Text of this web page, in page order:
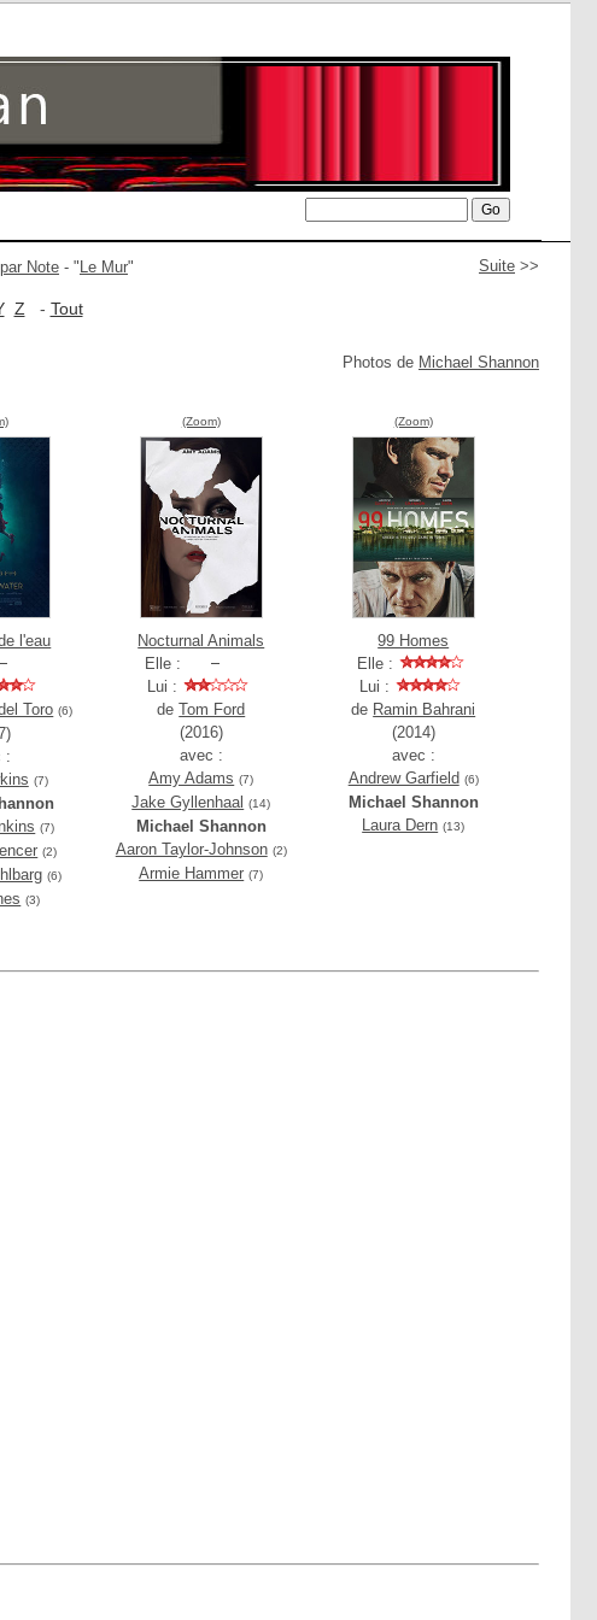
Suite >>
par Note - " Le Mur"
Z - Tout
Photos de Michael Shannon
l'eau
Toro (6)
:
(7)
(7)
(2)
(6)
(3)
(Zoom)
Nocturnal Animals
Elle :
Lui :
deTom Ford
(2016)
avec :
Amy Adams (7)
Jake Gyllenhaal (14)
Michael Shannon
Aaron Taylor-Johnson (2)
Armie Hammer (7)
(Zoom)
99 Homes
Elle :
Lui :
de Ramin Bahrani
(2014)
avec :
Andrew Garfield (6)
Michael Shannon
Laura Dern (13)